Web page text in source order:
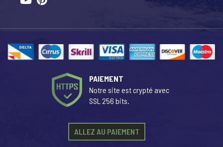
PAIEMENT
Notre site est crypté avec
SSL 256 bits.
ALLEZ AU PAIEMENT